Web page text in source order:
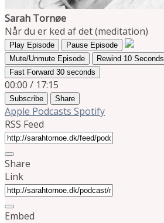
Sarah Tornøe
Når du er ked af det (meditation)
Play Episode
Pause Episode
Mute/Unmute Episode
Rewind 10 Seconds
Fast Forward 30 seconds
00:00 / 17:15
Subscribe Share
Apple Podcasts Spotify
RSS Feed
Share
Link
Embed